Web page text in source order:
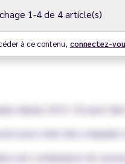
1-4 de 4 article(s)
à ce contenu, connectez-
depuis 2013. On peut
pour créer des e-
une combinaison de